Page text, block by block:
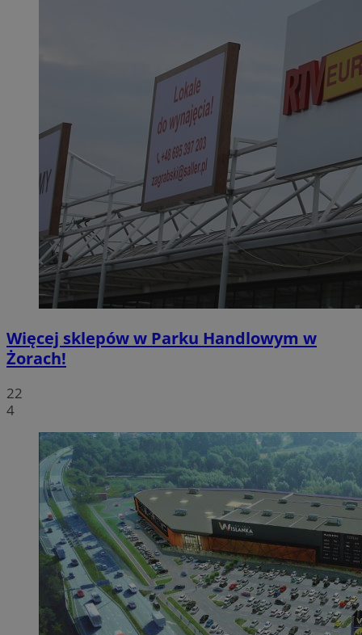
Więcej sklepów w Parku Handlowym w
Żorach!
22
4